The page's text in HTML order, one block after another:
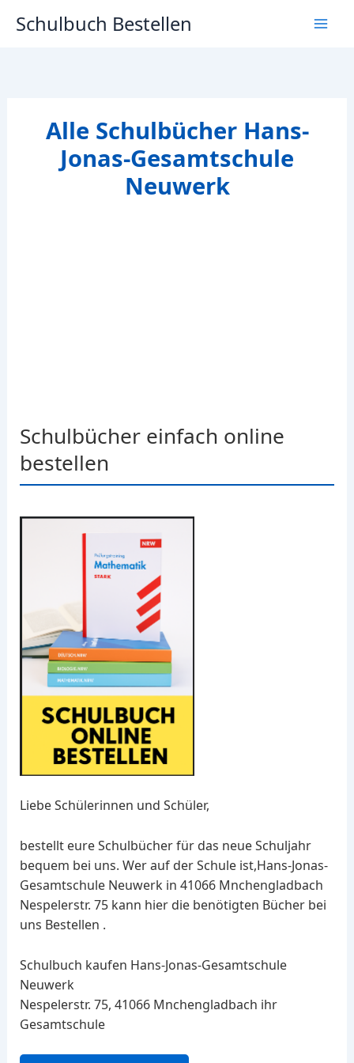
InhaltSchulbuch Bestellen
Alle Schulbücher Hans-
Jonas-Gesamtschule
Neuwerk
Schulbücher einfach online
bestellen
Liebe Schülerinnen und Schüler,
bestellt eure Schulbücher für das neue Schuljahr
bequem bei uns. Wer auf der Schule ist,Hans-Jonas-
Gesamtschule Neuwerk in 41066 Mnchengladbach
Nespelerstr. 75 kann hier die benötigten Bücher bei
uns Bestellen .
Schulbuch kaufen Hans-Jonas-Gesamtschule
Neuwerk
Nespelerstr. 75, 41066 Mnchengladbach ihr
Gesamtschule